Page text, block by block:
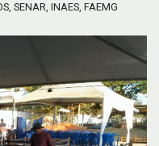
SENAR, INAES, FAEMG